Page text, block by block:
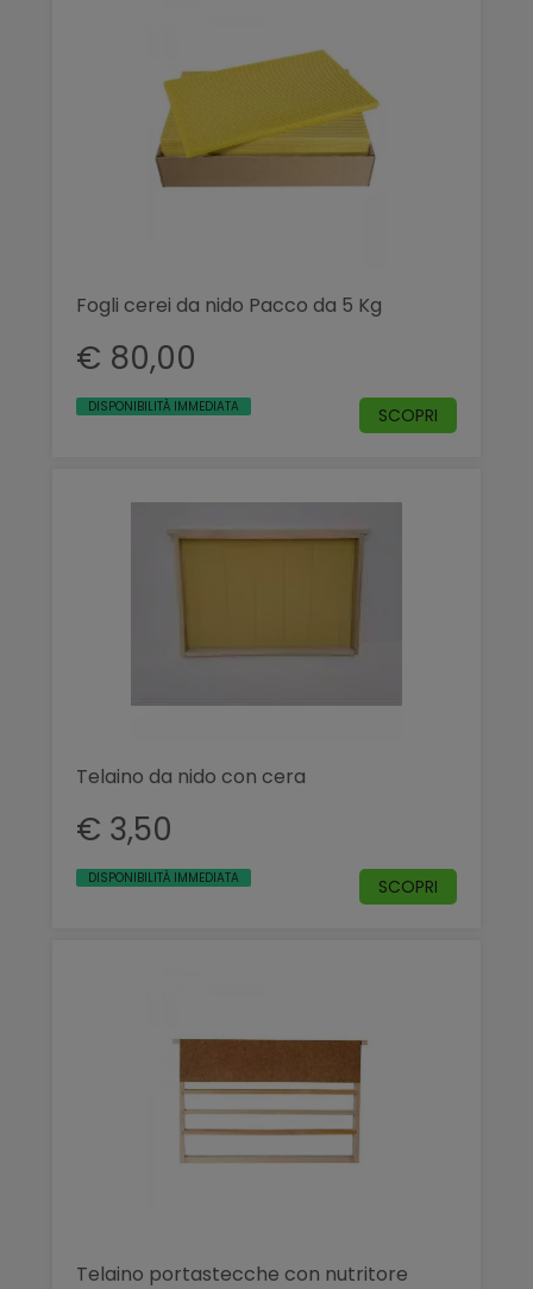
Fogli cerei da nido Pacco da 5 Kg
€ 80,00
DISPONIBILITÀ IMMEDIATA SCOPRI
Telaino da nido con cera
€ 3,50
DISPONIBILITÀ IMMEDIATA SCOPRI
Telaino portastecche con nutritore